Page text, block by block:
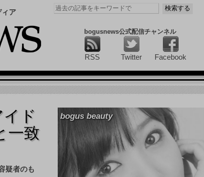
ィア
bogusnews公式配信チャンネル
RSS Twitter Facebook
ド
一致
bogus beauty